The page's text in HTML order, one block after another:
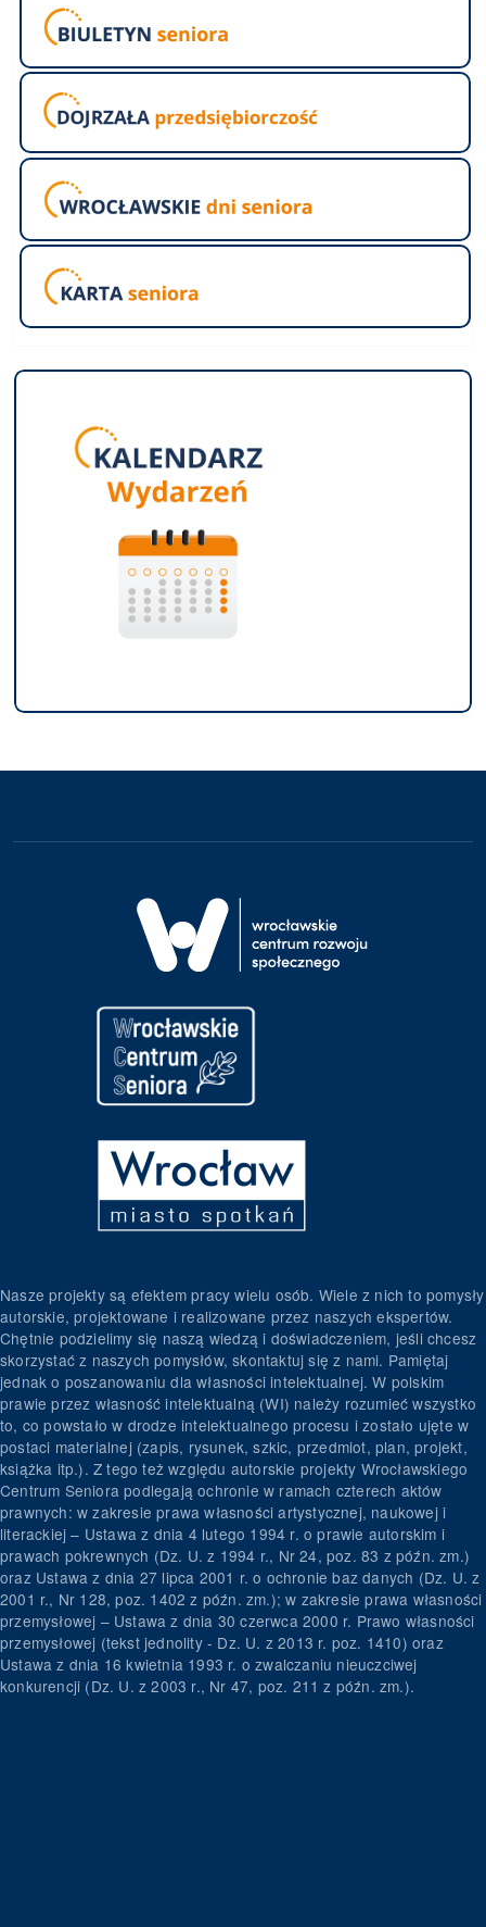
Nasze projekty są efektem pracy wielu osób. Wiele z nich to pomysły
autorskie, projektowane i realizowane przez naszych ekspertów.
Chętnie podzielimy się naszą wiedzą i doświadczeniem, jeśli chcesz
skorzystać z naszych pomysłów, skontaktuj się z nami. Pamiętaj
jednak o poszanowaniu dla własności intelektualnej. W polskim
prawie przez własność intelektualną (WI) należy rozumieć wszystko
to, co powstało w drodze intelektualnego procesu i zostało ujęte w
postaci materialnej (zapis, rysunek, szkic, przedmiot, plan, projekt,
książka itp.). Z tego też względu autorskie projekty Wrocławskiego
Centrum Seniora podlegają ochronie w ramach czterech aktów
prawnych: w zakresie prawa własności artystycznej, naukowej i
literackiej – Ustawa z dnia 4 lutego 1994 r. o prawie autorskim i
prawach pokrewnych (Dz. U. z 1994 r., Nr 24, poz. 83 z późn. zm.)
oraz Ustawa z dnia 27 lipca 2001 r. o ochronie baz danych (Dz. U. z
2001 r., Nr 128, poz. 1402 z późn. zm.); w zakresie prawa własności
przemysłowej – Ustawa z dnia 30 czerwca 2000 r. Prawo własności
przemysłowej (tekst jednolity - Dz. U. z 2013 r. poz. 1410) oraz
Ustawa z dnia 16 kwietnia 1993 r. o zwalczaniu nieuczciwej
konkurencji (Dz. U. z 2003 r., Nr 47, poz. 211 z późn. zm.).